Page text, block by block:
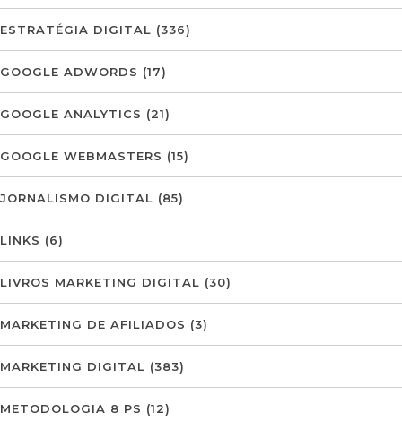
ESTRATÉGIA DIGITAL (336)
GOOGLE ADWORDS (17)
GOOGLE ANALYTICS (21)
GOOGLE WEBMASTERS (15)
JORNALISMO DIGITAL (85)
LINKS (6)
LIVROS MARKETING DIGITAL (30)
MARKETING DE AFILIADOS (3)
MARKETING DIGITAL (383)
METODOLOGIA 8 PS (12)